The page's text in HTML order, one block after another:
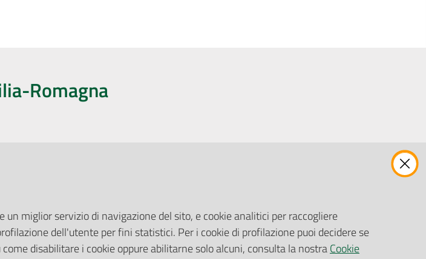
Romagna
Pubblicità legale
Albo Pretorio
Privacy Policy
Attuazione Misure PNRR
Gare e Appalti
Richiesta Patrocinio
miglior servizio di navigazione del sito, e cookie analitici per raccogliere
dell'utente per fini statistici. Per i cookie di profilazione puoi decidere se
disabilitare i cookie oppure abilitarne solo alcuni, consulta la nostraCookie